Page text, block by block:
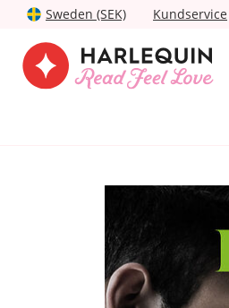
Sweden (SEK) Kundservice